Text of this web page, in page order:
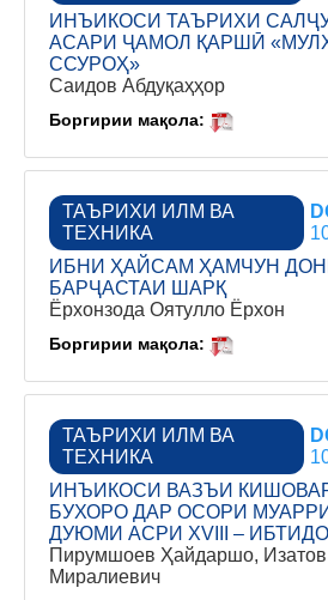
ИНЪИКОСИ ТАЪРИХИ
АСАРИ ҶАМОЛ ҚАРШӢ
ССУРОҲ»
Саидов Абдуқаҳҳор
Боргирии мақола:
ТАЪРИХИ ИЛМ ВА
ТЕХНИКА
ИБНИ ҲАЙСАМ ҲАМЧУН
БАРҶАСТАИ ШАРҚ
Ёрхонзода Оятулло Ёрхон
Боргирии мақола:
ТАЪРИХИ ИЛМ ВА
ТЕХНИКА
ИНЪИКОСИ ВАЗЪИ
БУХОРО ДАР ОСОРИ
ДУЮМИ АСРИ XVIII –
Пирумшоев Ҳайдаршо,
Миралиевич